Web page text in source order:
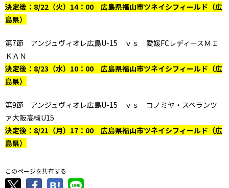
決定後：8/22（火）14：00 広島県福山市ツネイシフィールド（広
島県）
第7節 アンジュヴィオレ広島U-15 ｖｓ 愛媛FCレディースＭＩ
ＫＡＮ
決定後：8/23（水）10：00 広島県福山市ツネイシフィールド（広
島県）
第9節 アンジュヴィオレ広島U-15 ｖｓ コノミヤ・スペランツ
ァ大阪高槻U15
決定後：8/21（月）17：00 広島県福山市ツネイシフィールド（広
島県）
このページを共有する